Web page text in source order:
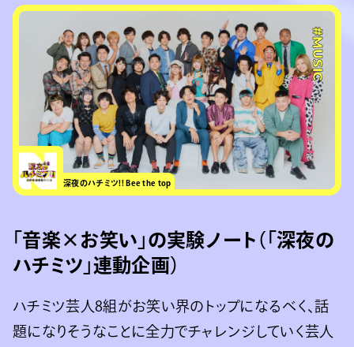
#MUSIC
深夜のハチミツ!! Bee the top
「音楽×お笑い」の実験ノート（「深夜の
ハチミツ」連動企画）
ハチミツ芸人8組がお笑い界のトップになるべく、話
題になりそうなことに全力でチャレンジしていく芸人